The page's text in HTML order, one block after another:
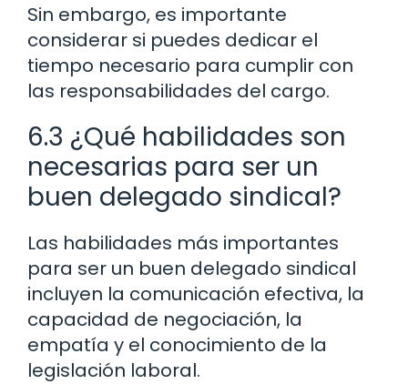
Sin embargo, es importante
considerar si puedes dedicar el
tiempo necesario para cumplir con
las responsabilidades del cargo.
6.3 ¿Qué habilidades son
necesarias para ser un
buen delegado sindical?
Las habilidades más importantes
para ser un buen delegado sindical
incluyen la comunicación efectiva, la
capacidad de negociación, la
empatía y el conocimiento de la
legislación laboral.